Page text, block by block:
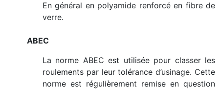
En général en polyamide renforcé en fibre de
verre.
ABEC
La norme ABEC est utilisée pour classer les
roulements par leur tolérance d’usinage. Cette
norme est régulièrement remise en question